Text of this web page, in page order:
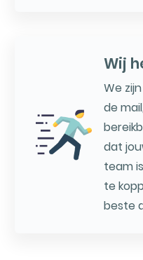
Wij
We
de
dat
team
te
beste